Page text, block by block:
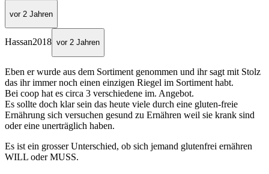
vor 2 Jahren
Hassan2018 vor 2 Jahren
Eben er wurde aus dem Sortiment genommen und ihr sagt mit Stolz
das ihr immer noch einen einzigen Riegel im Sortiment habt.
Bei coop hat es circa 3 verschiedene im. Angebot.
Es sollte doch klar sein das heute viele durch eine gluten-freie
Ernährung sich versuchen gesund zu Ernähren weil sie krank sind
oder eine unerträglich haben.
Es ist ein grosser Unterschied, ob sich jemand glutenfrei ernähren
WILL oder MUSS.